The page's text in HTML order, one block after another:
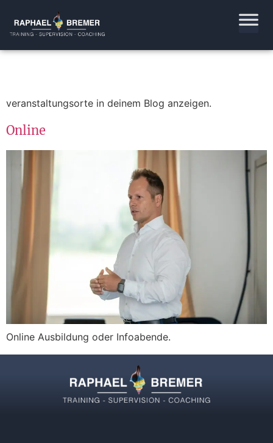
veranstaltungsorte in deinem Blog anzeigen.
Online
Online Ausbildung oder Infoabende.